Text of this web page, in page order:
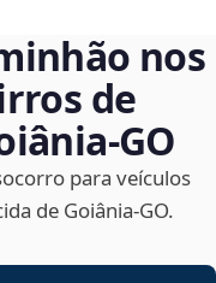
nos
de
para veículos
de Goiânia‑GO.